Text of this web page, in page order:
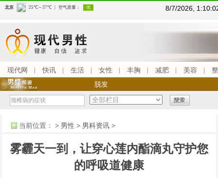
8/7/2026,
现代网 快讯 生活 女性 丰胸 减肥 美容
脱发
当前位置： > 男性 > 男科资讯 >
雾霾天一到，让穿心莲内酯滴丸守护您
的呼吸道健康